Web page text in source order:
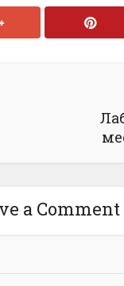
a Comment